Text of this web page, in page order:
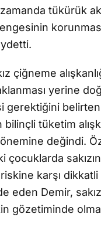
tükürük
çiğneme
yerine
gerektiğini
tüketim
önemine değindi.
çocuklarda
karşı dikkatli
eden Demir,
gözetiminde